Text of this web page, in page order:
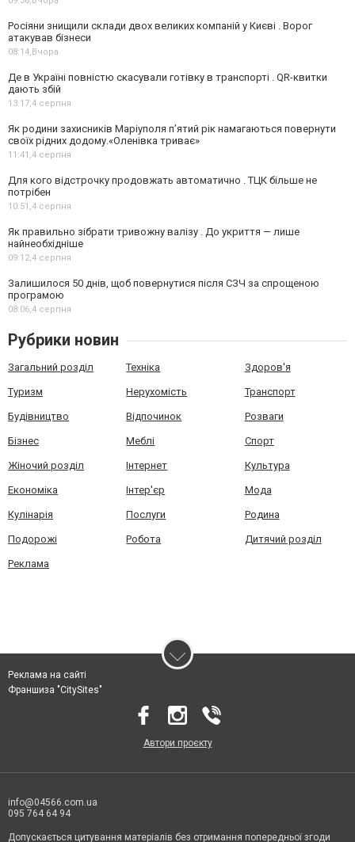
Росіяни знищили склади двох великих компаній у Києві . Ворог
атакував бізнеси
08:14, Вчора
Де в Україні повністю скасували готівку в транспорті . QR-квитки
дають збій
13:17,4 серпня
Як родини захисників Маріуполя пʼятий рік намагаються повернути
своїх рідних додому.«Оленівка триває»
11:41,4 серпня
Для кого відстрочку продовжать автоматично . ТЦК більше не
потрібен
10:51,4 серпня
Як правильно зібрати тривожну валізу . До укриття — лише
найнеобхідніше
09:12,4 серпня
Залишилося 50 днів, щоб повернутися після СЗЧ за спрощеною
програмою
08:06,4 серпня
Рубрики новин
Загальний розділ Техніка Здоров'я
Туризм Нерухомість Транспорт
Будівництво Відпочинок Розваги
Бізнес Меблі Спорт
Жіночий розділ Інтернет Культура
Економіка Інтер'єр Мода
Кулінарія Послуги Родина
Подорожі Робота Дитячий розділ
Реклама
Реклама на сайті
Франшиза "CitySites"
Автори проєкту
info@04566.com.ua
095 764 64 94
Допускається цитування матеріалів без отримання попередньої згоди